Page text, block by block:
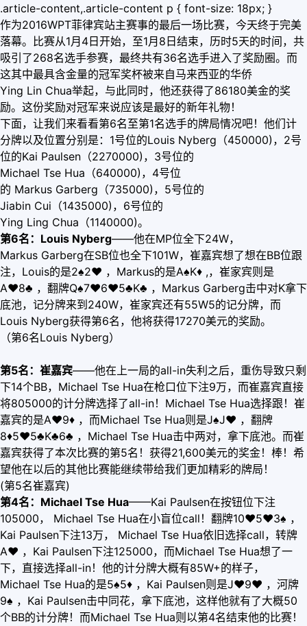
.article-content,.article-content p { font-size: 18px; }
作为2016WPT菲律宾站主赛事的最后一场比赛，今天终于完美
落幕。比赛从1月4日开始，至1月8日结束，历时5天的时间，共
吸引了268名选手参赛，最终共有36名选手进入了奖励圈。而
这其中最具含金量的冠军奖杯被来自马来西亚的华侨
Ying Lin Chua举起，与此同时，他还获得了86180美金的奖
励。这份奖励对冠军来说应该是最好的新年礼物！
下面，让我们来看看第6名至第1名选手的牌局情况吧！他们计
分牌以及位置分别是：1号位的Louis Nyberg（450000)，2号
位的Kai Paulsen（2270000)，3号位的
Michael Tse Hua（640000)，4号位
的 Markus Garberg（735000)，5号位的
Jiabin Cui（1435000)，6号位的
Ying Ling Chua（1140000)。
第6名：Louis Nyberg——他在MP位全下24W，
Markus Garberg在SB位也全下101W，崔嘉宾想了想在BB位跟
注，Louis的是2♠2♥ ，Markus的是A♠K♦ ,，崔家宾则是
A♥8♣ ，翻牌Q♠7♥6♥5♣K♣ ，Markus Garberg击中对K拿下
底池，记分牌来到240W，崔家宾还有55W5的记分牌，而
Louis Nyberg获得第6名，他将获得17270美元的奖励。
（第6名Louis Nyberg）
第5名：崔嘉宾——他在上一局的all-in失利之后，重伤导致只剩
下14个BB，Michael Tse Hua在枪口位下注9万，而崔嘉宾直接
将805000的计分牌选择了all-in！Michael Tse Hua选择跟！崔
嘉宾的是A♥9♦ ，而Michael Tse Hua则是J♠J♥ ，翻牌
8♦5♥5♣K♣6♣ ，Michael Tse Hua击中两对，拿下底池。而崔
嘉宾获得了本次比赛的第5名！获得21,600美元的奖金！棒！希
望他在以后的其他比赛能继续带给我们更加精彩的牌局！
(第5名崔嘉宾)
第4名：Michael Tse Hua——Kai Paulsen在按钮位下注
105000， Michael Tse Hua在小盲位call！翻牌10♥5♥3♠ ，
Kai Paulsen下注13万， Michael Tse Hua依旧选择call，转牌
A♥ ，Kai Paulsen下注125000，而Michael Tse Hua想了一
下，直接选择all-in！他的计分牌大概有85W+的样子，
Michael Tse Hua的是5♠5♦ ，Kai Paulsen则是J♥9♥ ，河牌
9♠ ，Kai Paulsen击中同花，拿下底池，这样他就有了大概50
个BB的计分牌！而Michael Tse Hua则以第4名结束他的比赛！